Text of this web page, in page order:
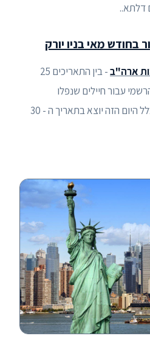
דלתא..
בחודש מאי בניו יורק
ארה"ב
- בין התאריכים 25
הרשמי עבור חיילים שנפלו
במלחמות ארה"ב בדרך כלל היום הזה יוצא בתאריך ה - 30